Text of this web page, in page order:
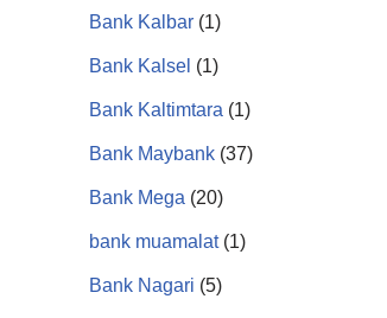
Bank Kalbar (1)
Bank Kalsel (1)
Bank Kaltimtara (1)
Bank Maybank (37)
Bank Mega (20)
bank muamalat(1)
Bank Nagari (5)